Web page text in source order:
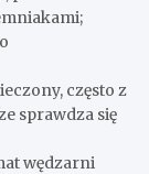
często z
sprawdza się
wędzarni